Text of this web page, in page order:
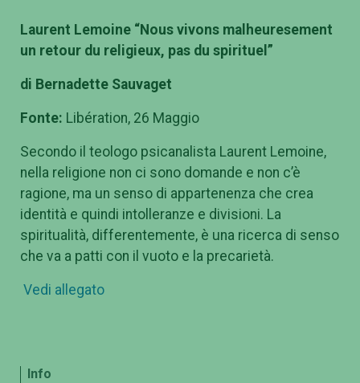
Laurent Lemoine “Nous vivons malheuresement
un retour du religieux, pas du spirituel”
di Bernadette Sauvaget
Fonte: Libération, 26 Maggio
Secondo il teologo psicanalista Laurent Lemoine,
nella religione non ci sono domande e non c’è
ragione, ma un senso di appartenenza che crea
identità e quindi intolleranze e divisioni. La
spiritualità, differentemente, è una ricerca di senso
che va a patti con il vuoto e la precarietà.
Vedi allegato
Info